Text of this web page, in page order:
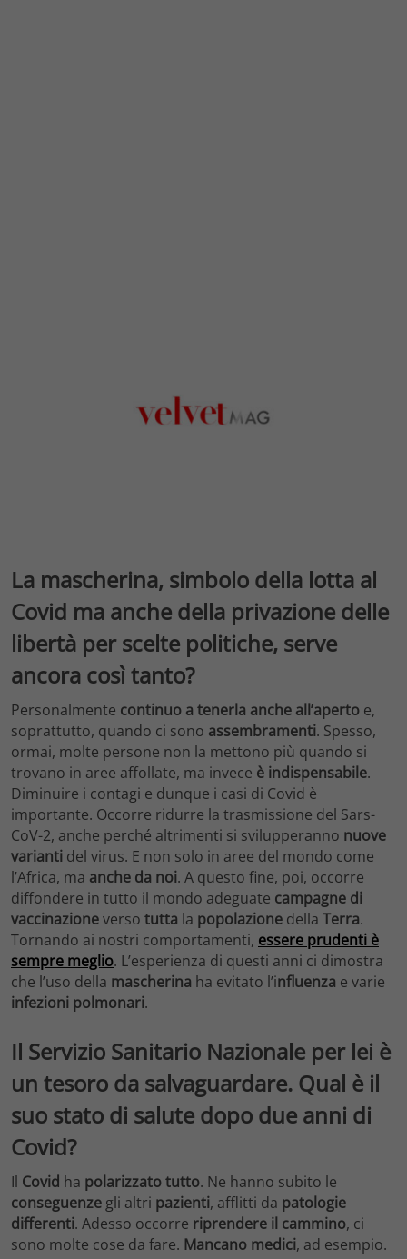
La mascherina, simbolo della lotta al
Covid ma anche della privazione delle
libertà per scelte politiche, serve
ancora così tanto?
Personalmente continuo a tenerla anche all’aperto e,
soprattutto, quando ci sono assembramenti. Spesso,
ormai, molte persone non la mettono più quando si
trovano in aree affollate, ma invece è indispensabile.
Diminuire i contagi e dunque i casi di Covid è
importante. Occorre ridurre la trasmissione del Sars-
CoV-2, anche perché altrimenti si svilupperanno nuove
varianti del virus. E non solo in aree del mondo come
l’Africa, ma anche da noi. A questo fine, poi, occorre
diffondere in tutto il mondo adeguate campagne di
vaccinazioneverso tutta la popolazione della Terra.
Tornando ai nostri comportamenti, essere prudenti è
sempre meglio. L’esperienza di questi anni ci dimostra
che l’uso della mascherina ha evitato l’influenza e varie
infezioni polmonari.
Il Servizio Sanitario Nazionale per lei è
un tesoro da salvaguardare. Qual è il
suo stato di salute dopo due anni di
Covid?
Il Covid ha polarizzatotutto. Ne hanno subito le
conseguenze gli altri pazienti, afflitti da patologie
differenti. Adesso occorre riprendere il cammino, ci
sono molte cose da fare. Mancano medici, ad esempio.